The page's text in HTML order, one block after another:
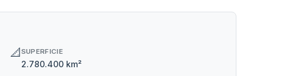
📐SUPERFICIE
2.780.400 km²